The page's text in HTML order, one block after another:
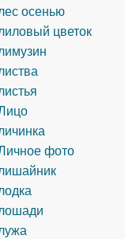
осенью
цветок
фото